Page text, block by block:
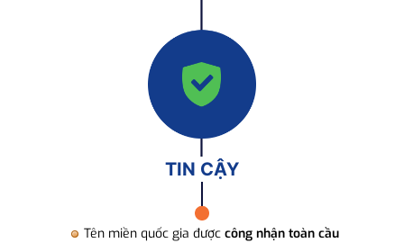
TIN CẬY
Tên miền quốc gia được công nhận toàn cầu